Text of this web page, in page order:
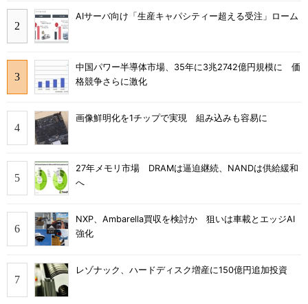
AIサーバ向け「生産キャパシティー超える受注」ローム
中国パワー半導体市場、35年に3兆2742億円規模に 価
格競争さらに激化
画像鮮明化を1チップで実現 組み込みも容易に
27年メモリ市場 DRAMは逼迫継続、NANDは供給緩和
へ
NXP、Ambarella買収を検討か 狙いは車載とエッジAI
強化
レゾナック、ハードディスク増産に150億円追加投資